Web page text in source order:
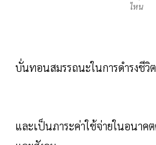
ไหน
บั่นทอนสมรรถนะในการดำรงชีวิ
และเป็นภาระค่าใช้จ่ายในอนาค